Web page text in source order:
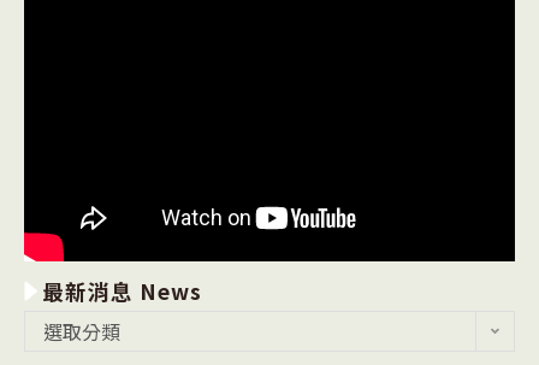
最新消息 News
選取分類